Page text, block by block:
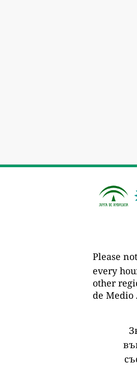
Please
every
other
de Medio